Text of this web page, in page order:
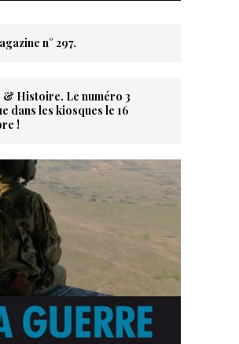
n° 297.
& Histoire. Le numéro 3
dans les kiosques le 16
!